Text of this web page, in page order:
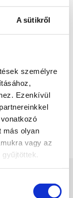
A sütikről
személyre
Ezenkívül
más olyan
vagy az
telefonon
is